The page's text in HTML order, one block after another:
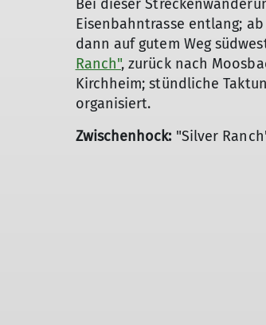
Bei dieser
Eisenbahntrasse entlang;
dann auf gutem Weg
Ranch", zurück nach
Kirchheim; stündliche
organisiert.
Zwischenhock: "Silver